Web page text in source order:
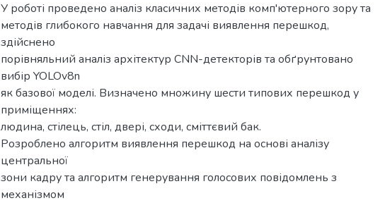
У роботі проведено аналіз класичних методів комп'ютерного зору та
методів глибокого навчання для задачі виявлення перешкод,
здійснено
порівняльний аналіз архітектур CNN-детекторів та обґрунтовано
вибір YOLOv8n
як базової моделі. Визначено множину шести типових перешкод у
приміщеннях:
людина, стілець, стіл, двері, сходи, сміттєвий бак.
Розроблено алгоритм виявлення перешкод на основі аналізу
центральної
зони кадру та алгоритм генерування голосових повідомлень з
механізмом